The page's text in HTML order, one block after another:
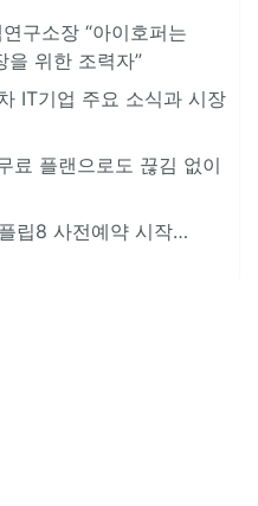
구소장 “아이호퍼는
을 위한 조력자”
IT기업 주요 소식과 시장
료 플랜으로도 끊김 없이
립8 사전예약 시작…